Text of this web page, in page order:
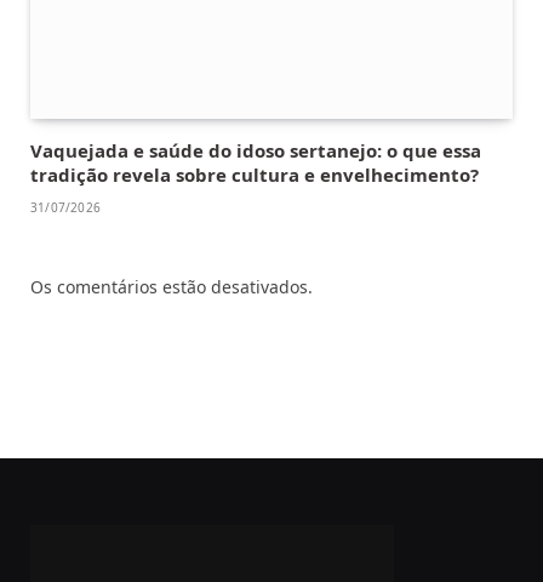
Vaquejada e saúde do idoso sertanejo: o que essa
tradição revela sobre cultura e envelhecimento?
31/07/2026
Os comentários estão desativados.